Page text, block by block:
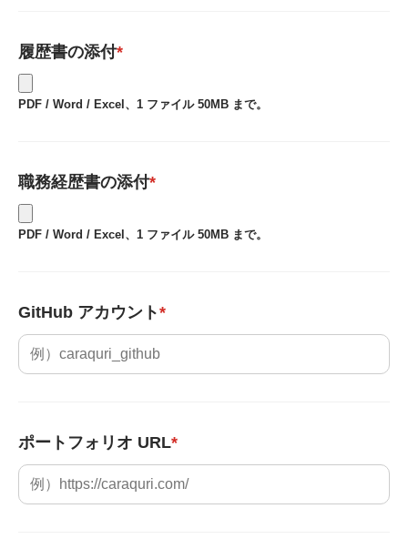
履歴書の添付*
PDF / Word / Excel、1 ファイル 50MB まで。
職務経歴書の添付*
PDF / Word / Excel、1 ファイル 50MB まで。
GitHub アカウント*
ポートフォリオ URL*